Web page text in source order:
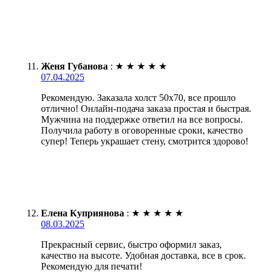
Женя Губанова : ★ ★ ★ ★ ★
07.04.2025
Рекомендую. Заказала холст 50х70, все прошло
отлично! Онлайн-подача заказа простая и быстрая.
Мужчина на поддержке ответил на все вопросы.
Получила работу в оговоренные сроки, качество
супер! Теперь украшает стену, смотрится здорово!
Елена Куприянова : ★ ★ ★ ★ ★
08.03.2025
Прекрасный сервис, быстро оформил заказ,
качество на высоте. Удобная доставка, все в срок.
Рекомендую для печати!